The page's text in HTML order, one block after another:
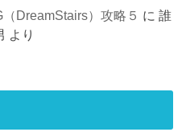
DreamStairs）攻略５ に誰
より